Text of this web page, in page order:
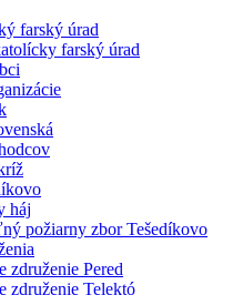
farský úrad
farský úrad
háj
požiarny zbor Tešedíkovo
združenie Pered
združenie Telektó